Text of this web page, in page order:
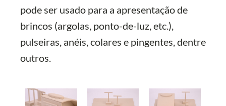
pode ser usado para a apresentação de
brincos (argolas, ponto-de-luz, etc.),
pulseiras, anéis, colares e pingentes, dentre
outros.